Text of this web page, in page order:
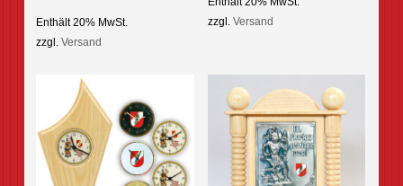
options
may
chosen
the
product
page
Enthält 20% MwSt.
zzgl.Versand
zzgl. Versand